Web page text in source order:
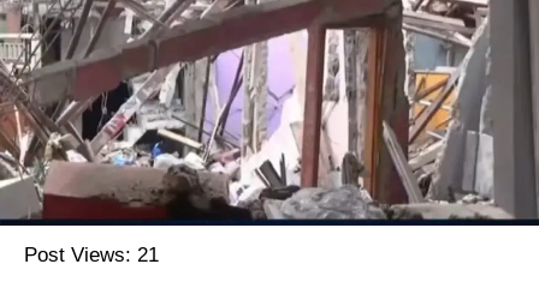
Post Views: 21